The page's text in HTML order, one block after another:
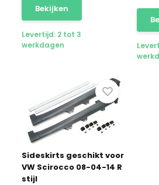
Bekijken
Levertijd: 2 tot 3
werkdagen
Sideskirts geschikt voor
VW Scirocco 08-04-14 R
stijl